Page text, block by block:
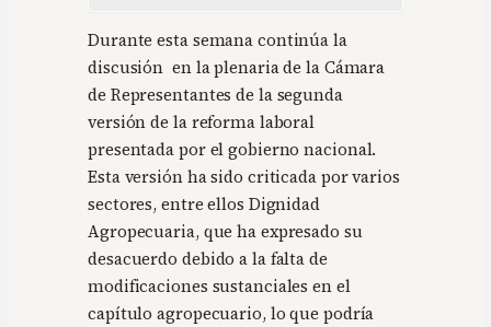
Durante esta semana continúa la
discusión en la plenaria de la Cámara
de Representantes de la segunda
versión de la reforma laboral
presentada por el gobierno nacional.
Esta versión ha sido criticada por varios
sectores, entre ellos Dignidad
Agropecuaria, que ha expresado su
desacuerdo debido a la falta de
modificaciones sustanciales en el
capítulo agropecuario, lo que podría